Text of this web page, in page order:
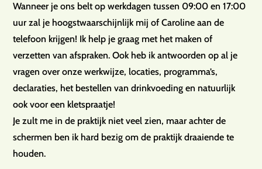
Wanneer je ons belt op werkdagen tussen 09:00 en 17:00
uur zal je hoogstwaarschijnlijk mij of Caroline aan de
telefoon krijgen! Ik help je graag met het maken of
verzetten van afspraken. Ook heb ik antwoorden op al je
vragen over onze werkwijze, locaties, programma’s,
declaraties, het bestellen van drinkvoeding en natuurlijk
ook voor een kletspraatje!
Je zult me in de praktijk niet veel zien, maar achter de
schermen ben ik hard bezig om de praktijk draaiende te
houden.